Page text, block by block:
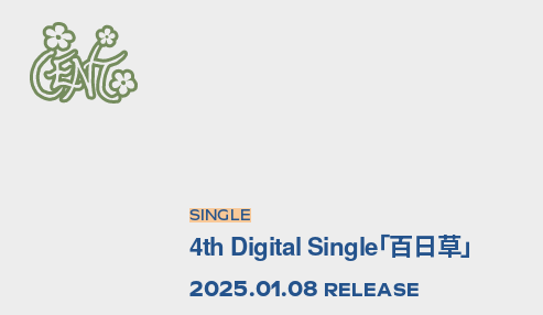
SINGLE
4th Digital Single「百日草」
2025.01.08 RELEASE